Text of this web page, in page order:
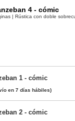
4 - cómic
| Rústica con doble
1 - cómic
en 7 días hábiles)
2 - cómic